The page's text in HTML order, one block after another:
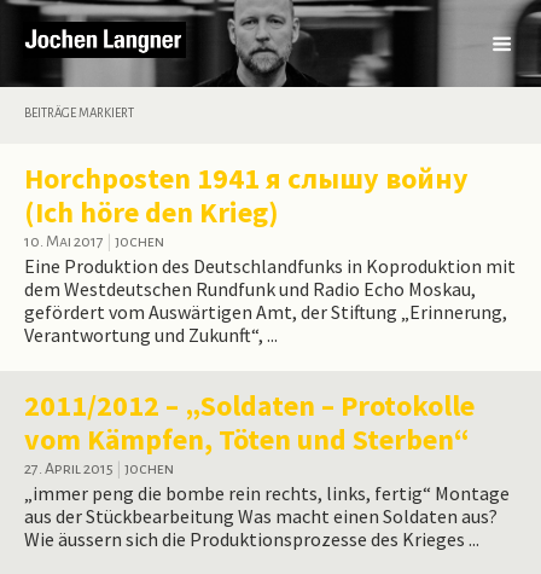
BEITRÄGE MARKIERT
Horchposten 1941 я слышу войну
(Ich höre den Krieg)
10. Mai 2017 jochen
Eine Produktion des Deutschlandfunks in Koproduktion mit
dem Westdeutschen Rundfunk und Radio Echo Moskau,
gefördert vom Auswärtigen Amt, der Stiftung „Erinnerung,
Verantwortung und Zukunft“, ...
2011/2012 – „Soldaten – Protokolle
vom Kämpfen, Töten und Sterben“
27. April 2015 jochen
„immer peng die bombe rein rechts, links, fertig“ Montage
aus der Stückbearbeitung Was macht einen Soldaten aus?
Wie äussern sich die Produktionsprozesse des Krieges ...